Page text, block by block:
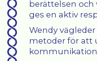
berättelsen
ges en aktiv
Wendy
metoder för att